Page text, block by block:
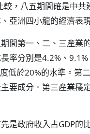
，八五期間確是中共
亞洲四小龍的經濟表
間第一、二、三產業
率分別是4.2%、
低於20%的水準。第
要成分。第三產業穩
是政府收入占GDP的